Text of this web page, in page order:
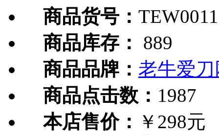
商品货号：
商品库存：
889
商品品牌： 老牛爱刀
商品点击数： 1987
本店售价： ￥298元